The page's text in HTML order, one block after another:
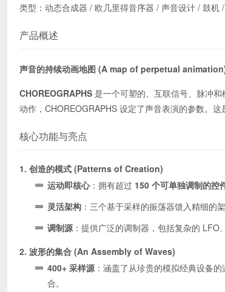
类型：动态合成器 / 欧几里得音序器 / 声音设计 / 鼓机
产品概述
声音的持续动画地图 (A map of perpetual animation)
CHOREOGRAPHS 是一个可塑的、互联信号、脉冲
动作，CHOREOGRAPHS 设定了声音表演的参数。
核心功能与亮点
1. 创造的模式 (Patterns of Creation)
运动即核心：拥有超过 150 个可单独调制的控
灵活架构 ：三个基于采样的振荡器馈入精细的
调制源：提供广泛的调制器，包括复杂的 LFO
2. 波形的集合 (An Assembly of Waves)
400+ 采样源：涵盖了从珍贵的模拟经典设备
合。